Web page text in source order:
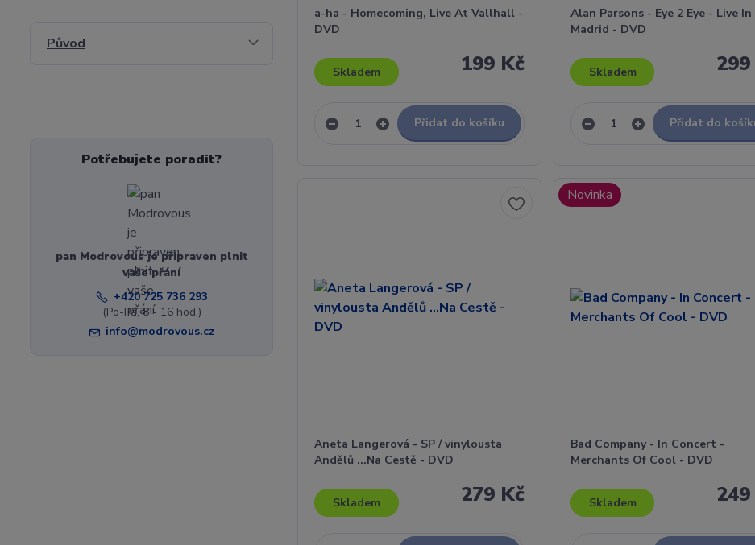
a-ha - Homecoming, Live At Vallhall -
DVD
199 Kč
Skladem
Přidat do košíku
Alan Parsons - Eye 2 Eye - Live In
Madrid - DVD
Skladem
Přidat do
Aneta Langerová - SP / vinylousta
Andělů ...Na Cestě - DVD
279 Kč
Skladem
Novinka
Bad Company - In Concert -
Merchants Of Cool - DVD
Skladem
Původ
Potřebujete poradit?
pan Modrovous je připraven plnit
vaše přání
+420 725 736 293
(Po-Pá, 8 - 16 hod.)
info@modrovous.cz